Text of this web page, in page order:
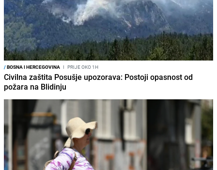
/BOSNA I HERCEGOVINA I PRIJE OKO 1H
Civilna zaštita Posušje upozorava: Postoji opasnost od
požara na Blidinju